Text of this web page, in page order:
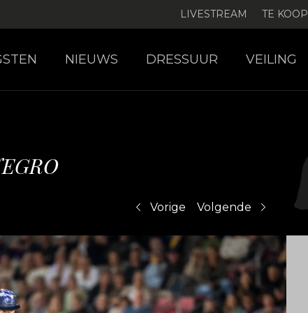
LIVESTREAM TE KOOP
NIEUWS DRESSUUR VEILING
Volgende
Vorige